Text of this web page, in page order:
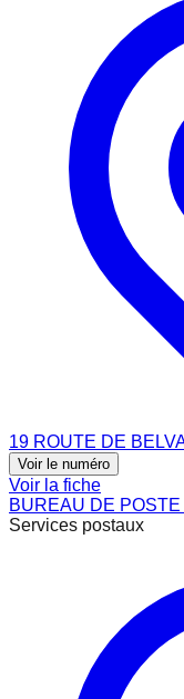
19 ROUTE DE
Voir le numéro
Voir la fiche
BUREAU DE
Services postaux